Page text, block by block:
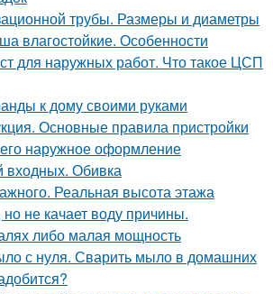
трубы. Размеры и диаметры
влагостойкие. Особенности
для наружных работ. Что такое ЦСП
к дому своими руками
Основные правила пристройки
наружное оформление
входных. Обивка
Реальная высота этажа
но не качает воду причины.
либо малая мощность
с нуля. Сварить мыло в домашних